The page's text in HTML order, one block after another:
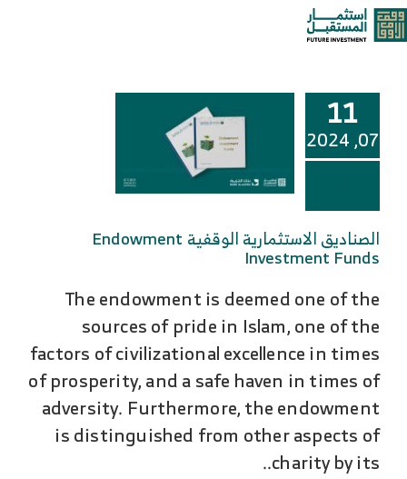
تخطى
إلى
مركز المعرفة
تواصل معنا
11
07, 2024
الصناديق الاستثمارية الوقفية Endowment
Investment Funds
The endowment is deemed one of the
sources of pride in Islam, one of the
factors of civilizational excellence in times
of prosperity, and a safe haven in times of
adversity. Furthermore, the endowment
is distinguished from other aspects of
charity by its..